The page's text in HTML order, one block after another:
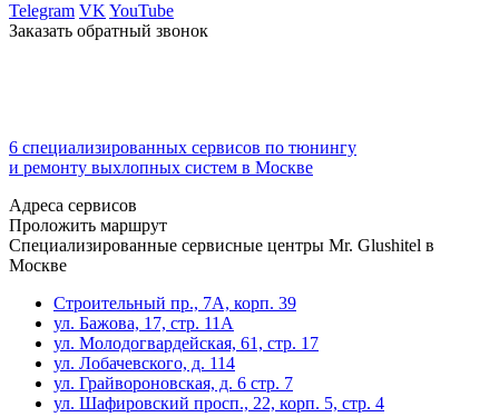
Telegram VK YouTube
Заказать обратный звонок
6 специализированных сервисов по тюнингу
и ремонту выхлопных систем в Москве
Адреса сервисов
Проложить маршрут
Специализированные сервисные центры Mr. Glushitel в
Москве
Строительный пр., 7А, корп. 39
ул. Бажова, 17, стр. 11А
ул. Молодогвардейская, 61, стр. 17
ул. Лобачевского, д. 114
ул. Грайвороновская, д. 6 стр. 7
ул. Шафировский просп., 22, корп. 5, стр. 4